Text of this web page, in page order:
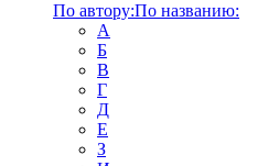
По автору:По названию:
А
Б
В
Г
Д
Е
З